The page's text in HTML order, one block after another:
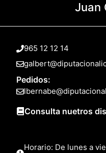
Juan
965 12 12 14
Pedidos:
Consulta nuetros
Horario: De lunes a